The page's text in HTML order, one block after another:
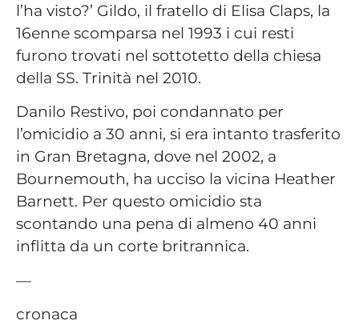
l’ha visto?’ Gildo, il fratello di Elisa Claps, la
16enne scomparsa nel 1993 i cui resti
furono trovati nel sottotetto della chiesa
della SS. Trinità nel 2010.
Danilo Restivo, poi condannato per
l’omicidio a 30 anni, si era intanto trasferito
in Gran Bretagna, dove nel 2002, a
Bournemouth, ha ucciso la vicina Heather
Barnett. Per questo omicidio sta
scontando una pena di almeno 40 anni
inflitta da un corte britrannica.
—
cronaca